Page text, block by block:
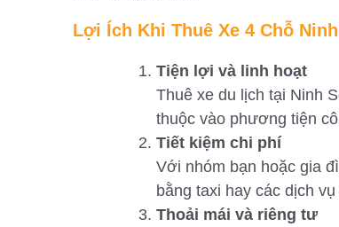
Lợi Ích Khi Thuê Xe 4 Chỗ
Tiện lợi và linh hoạt
Thuê xe du lịch tại Ninh
thuộc vào phương tiện
Tiết kiệm chi phí
Với nhóm bạn hoặc gia
bằng taxi hay các dịch
Thoải mái và riêng tư